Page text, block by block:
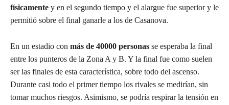
físicamente y en el segundo tiempo y el alargue fue superior y le
permitió sobre el final ganarle a los de Casanova.
En un estadio con más de 40000 personas se esperaba la final
entre los punteros de la Zona A y B. Y la final fue como suelen
ser las finales de esta característica, sobre todo del ascenso.
Durante casi todo el primer tiempo los rivales se medirían, sin
tomar muchos riesgos. Asimismo, se podría respirar la tensión en